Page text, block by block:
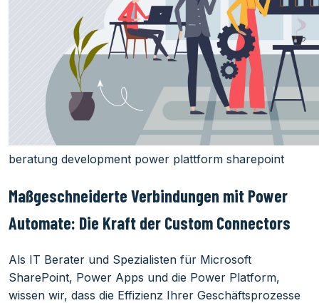
beratung development power plattform sharepoint
Maßgeschneiderte Verbindungen mit Power
Automate: Die Kraft der Custom Connectors
Als IT Berater und Spezialisten für Microsoft
SharePoint, Power Apps und die Power Platform,
wissen wir, dass die Effizienz Ihrer Geschäftsprozesse